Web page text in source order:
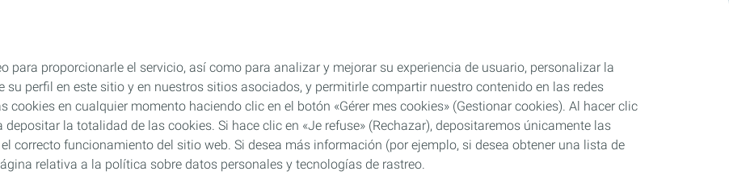
para proporcionarle el servicio, así como para analizar y mejorar su experiencia de usuario, personalizar la
perfil en este sitio y en nuestros sitios asociados, y permitirle compartir nuestro contenido en las redes
en cualquier momento haciendo clic en el botón «Gérer mes cookies» (Gestionar cookies). Al hacer clic
depositar la totalidad de las cookies. Si hace clic en «Je refuse» (Rechazar), depositaremos únicamente las
correcto funcionamiento del sitio web. Si desea más información (por ejemplo, si desea obtener una lista de
relativa a la política sobre datos personales y tecnologías de rastreo.